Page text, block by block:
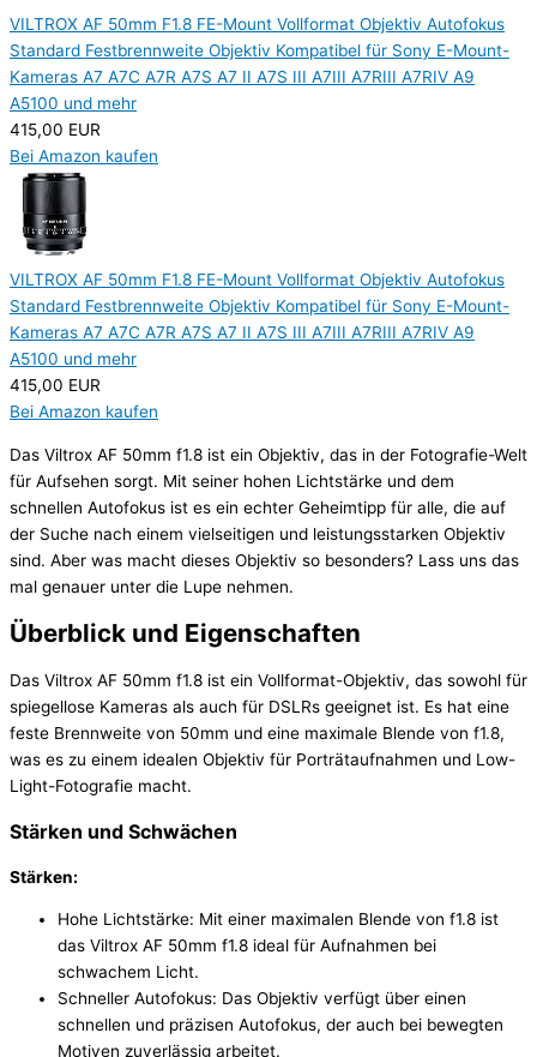
VILTROX AF 50mm F1.8 FE-Mount Vollformat Objektiv Autofokus
Standard Festbrennweite Objektiv Kompatibel für Sony E-Mount-
Kameras A7 A7C A7R A7S A7 II A7S III A7III A7RIII A7RIV A9
A5100 und mehr
415,00 EUR
Bei Amazon kaufen
VILTROX AF 50mm F1.8 FE-Mount Vollformat Objektiv Autofokus
Standard Festbrennweite Objektiv Kompatibel für Sony E-Mount-
Kameras A7 A7C A7R A7S A7 II A7S III A7III A7RIII A7RIV A9
A5100 und mehr
415,00 EUR
Bei Amazon kaufen
Das Viltrox AF 50mm f1.8 ist ein Objektiv, das in der Fotografie-Welt
für Aufsehen sorgt. Mit seiner hohen Lichtstärke und dem
schnellen Autofokus ist es ein echter Geheimtipp für alle, die auf
der Suche nach einem vielseitigen und leistungsstarken Objektiv
sind. Aber was macht dieses Objektiv so besonders? Lass uns das
mal genauer unter die Lupe nehmen.
Überblick und Eigenschaften
Das Viltrox AF 50mm f1.8 ist ein Vollformat-Objektiv, das sowohl für
spiegellose Kameras als auch für DSLRs geeignet ist. Es hat eine
feste Brennweite von 50mm und eine maximale Blende von f1.8,
was es zu einem idealen Objektiv für Porträtaufnahmen und Low-
Light-Fotografie macht.
Stärken und Schwächen
Stärken:
Hohe Lichtstärke: Mit einer maximalen Blende von f1.8 ist
das Viltrox AF 50mm f1.8 ideal für Aufnahmen bei
schwachem Licht.
Schneller Autofokus: Das Objektiv verfügt über einen
schnellen und präzisen Autofokus, der auch bei bewegten
Motiven zuverlässig arbeitet.